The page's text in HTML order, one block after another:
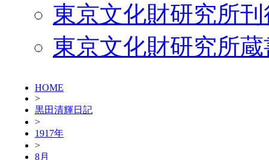
東京文化財研究所
東京文化財研究所
HOME
>
黒田清輝日記
>
1917年
>
8月